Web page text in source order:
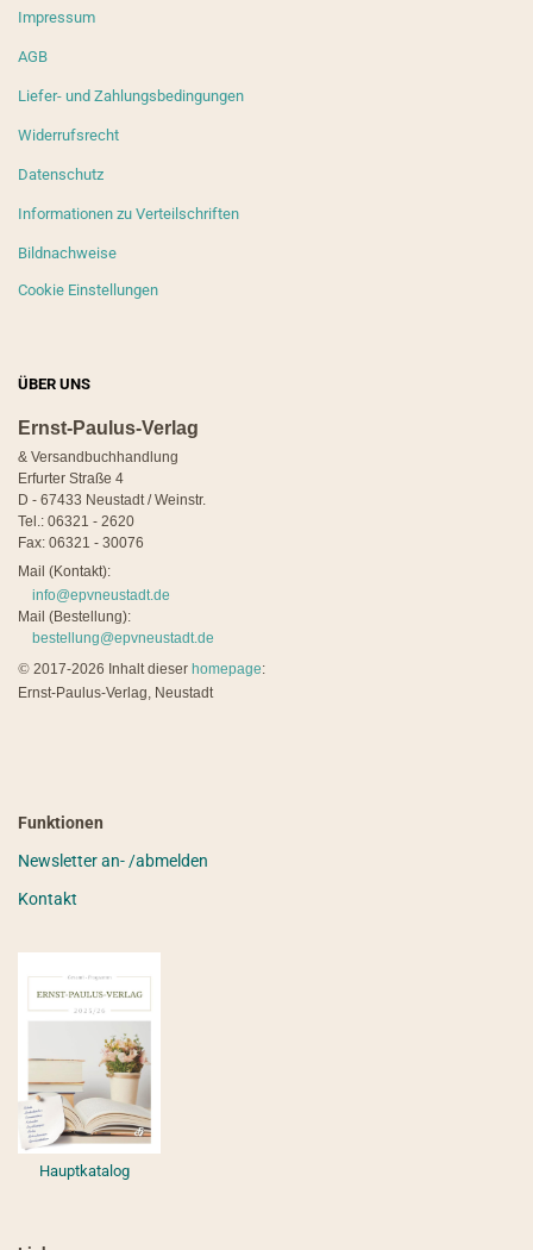
Impressum
AGB
Liefer- und Zahlungsbedingungen
Widerrufsrecht
Datenschutz
Informationen zu Verteilschriften
Bildnachweise
Cookie Einstellungen
ÜBER UNS
Ernst-Paulus-Verlag
& Versandbuchhandlung
Erfurter Straße 4
D - 67433 Neustadt / Weinstr.
Tel.: 06321 - 2620
Fax: 06321 - 30076
Mail (Kontakt):
info@epvneustadt.de
Mail (Bestellung):
bestellung@epvneustadt.de
© 2017-2026 Inhalt dieser homepage:
Ernst-Paulus-Verlag, Neustadt
Funktionen
Newsletter an- /abmelden
Kontakt
Hauptkatalog